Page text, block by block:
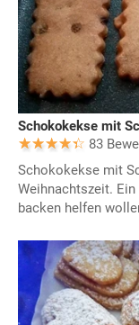
Schokokekse mit
83
Schokokekse mit
Weihnachtszeit.
backen helfen